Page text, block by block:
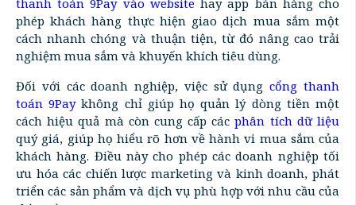
thanh toán 9Pay vào websitehay app bán hàng cho
phép khách hàng thực hiện giao dịch mua sắm một
cách nhanh chóng và thuận tiện, từ đó nâng cao trải
nghiệm mua sắm và khuyến khích tiêu dùng.
Đối với các doanh nghiệp, việc sử dụngcổng thanh
toán 9Paykhông chỉ giúp họ quản lý dòng tiền một
cách hiệu quả mà còn cung cấp cácphân tích dữ liệu
quý giá, giúp họ hiểu rõ hơn về hành vi mua sắm của
khách hàng. Điều này cho phép các doanh nghiệp tối
ưu hóa các chiến lược marketing và kinh doanh, phát
triển các sản phẩm và dịch vụ phù hợp với nhu cầu của